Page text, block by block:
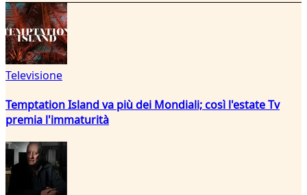
Televisione
Temptation Island va più dei Mondiali; così l'estate Tv
premia l'immaturità